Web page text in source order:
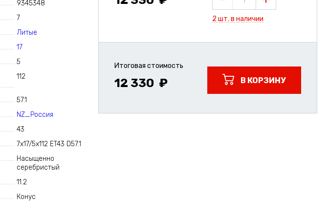
9345348
7
Литые
17
5
112
57.1
NZ_Россия
43
7x17/5x112 ET43 D57.1
Насыщенно
серебристый
11.2
Конус
2 шт. в наличии
Итоговая стоимость
12 330 В КОРЗИНУ